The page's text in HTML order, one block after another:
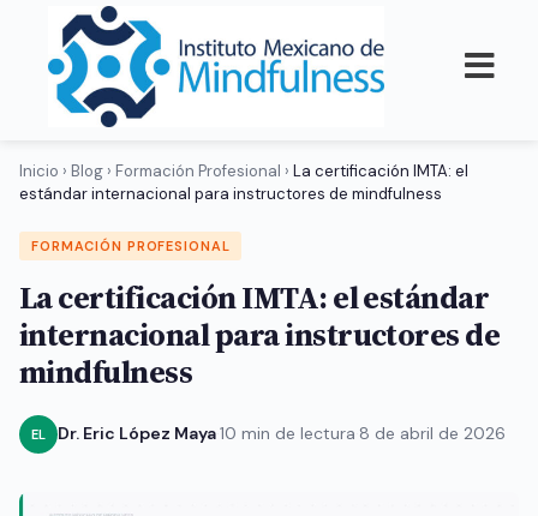
Inicio › Blog › Formación Profesional › La certificación IMTA: el
estándar internacional para instructores de mindfulness
FORMACIÓN PROFESIONAL
La certificación IMTA: el estándar
internacional para instructores de
mindfulness
EL Dr. Eric López Maya10 min de lectura 8 de abril de 2026